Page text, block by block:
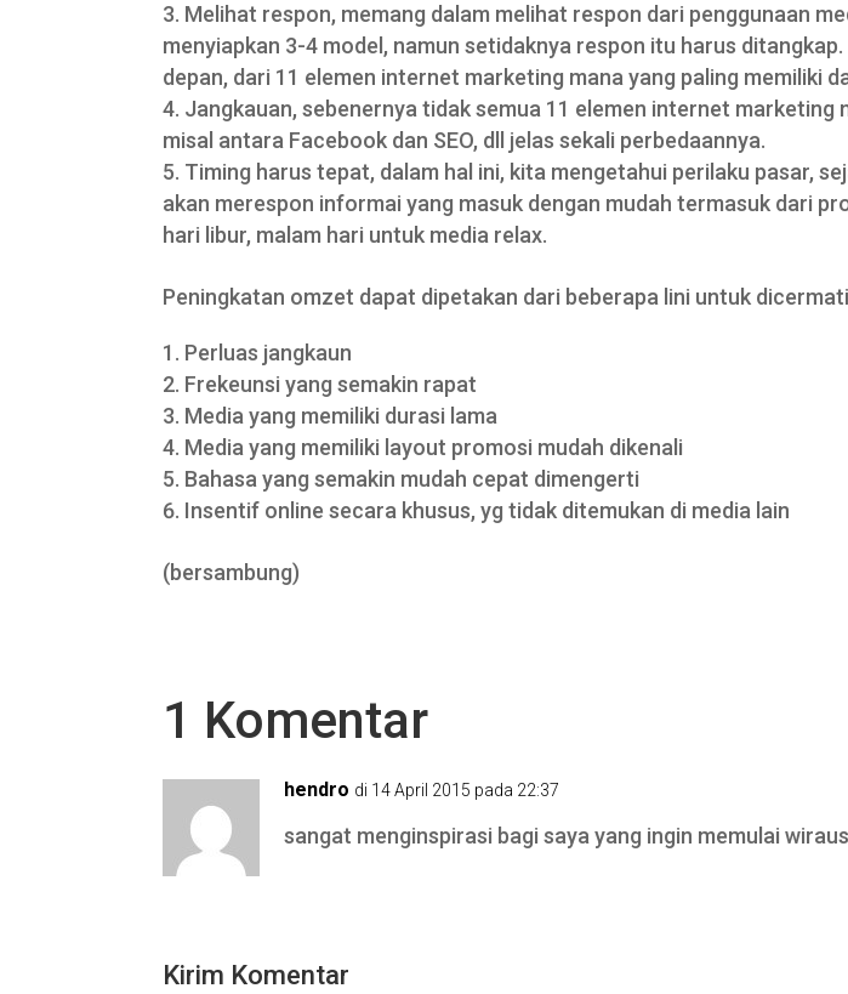
Melihat respon, memang dalam melihat respon dari penggunaan
menyiapkan 3-4 model, namun setidaknya respon itu harus
depan, dari 11 elemen internet marketing mana yang paling memiliki
Jangkauan, sebenernya tidak semua 11 elemen internet marketing
misal antara Facebook dan SEO, dll jelas sekali perbedaannya.
Timing harus tepat, dalam hal ini, kita mengetahui perilaku pasar,
akan merespon informai yang masuk dengan mudah termasuk dari
hari libur, malam hari untuk media relax.
Peningkatan omzet dapat dipetakan dari beberapa lini untuk dicermati
Perluas jangkaun
Frekeunsi yang semakin rapat
Media yang memiliki durasi lama
Media yang memiliki layout promosi mudah dikenali
Bahasa yang semakin mudah cepat dimengerti
Insentif online secara khusus, yg tidak ditemukan di media lain
(bersambung)
1 Komentar
hendro di 14 April 2015 pada 22:37
sangat menginspirasi bagi saya yang ingin memulai
Kirim Komentar